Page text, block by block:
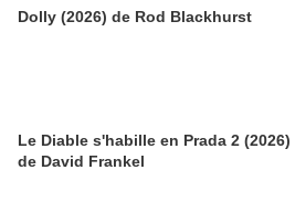
Dolly (2026) de Rod Blackhurst
Le Diable s'habille en Prada 2 (2026)
de David Frankel